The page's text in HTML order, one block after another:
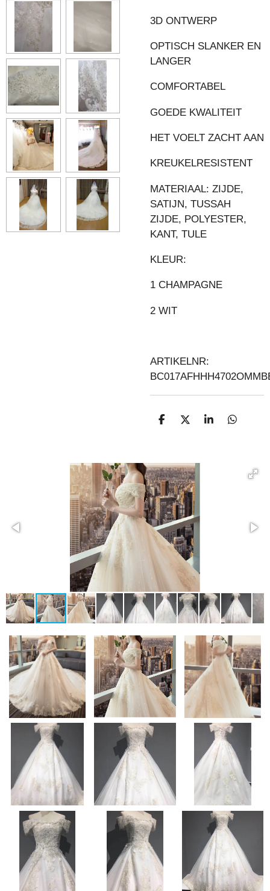
3D ONTWERP
OPTISCH SLANKER EN
LANGER
COMFORTABEL
GOEDE KWALITEIT
HET VOELT ZACHT AAN
KREUKELRESISTENT
MATERIAAL: ZIJDE,
SATIJN, TUSSAH
ZIJDE, POLYESTER,
KANT, TULE
KLEUR:
1 CHAMPAGNE
2 WIT
ARTIKELNR:
D
N
D
S
D